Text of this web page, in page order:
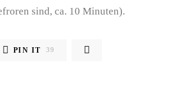
sind, ca. 10 Minuten).
PIN IT 39